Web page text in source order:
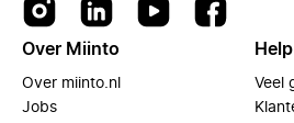
Over Miinto
Over miinto.nl
Jobs
Help
Veel